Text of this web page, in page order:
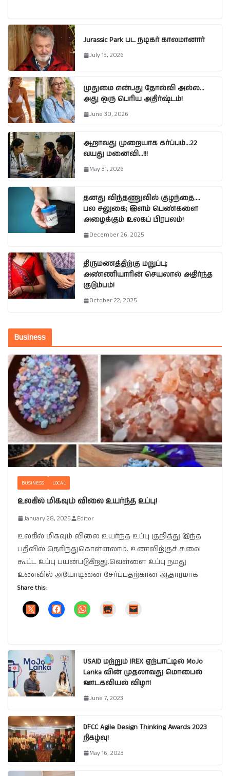
Jurassic Park பட நடிகர் காலமானார்
July 13, 2026
முதுமை என்பது தோல்வி அல்ல…
அது ஒரு பெரிய அதிர்ஷ்டம்!
June 30, 2026
ஆறாவது முறையாக கர்ப்பம்…22
வயது மனைவி…!!!
May 31, 2026
தனது விந்தணுவில் குழந்தை….
பல சலுகை; இளம் பெண்களை
அழைக்கும் உலகப் பிரபலம்!
December 26, 2025
திருமணத்திற்கு மறுப்பு;
அண்ணியாரின் செயலால் அதிர்ந்த
குடும்பம்!
October 22, 2025
Business
BUSINESS LOCAL
உலகில் மிகவும் விலை உயர்ந்த உப்பு!
January 28, 2025 Editor
உலகில் மிகவும் விலை உயர்ந்த உப்பு குறித்து இந்த
பதிவில் தெரிந்துகொள்ளலாம். உணவிற்குச் சுவை
கூட்ட உப்பு பயன்படுகிறது.வெள்ளை உப்பு நமது
உணவில் அயோடினை சேர்ப்பதற்கான ஆதாரமாக
Share this:
USAID மற்றும் IREX ஏற்பாட்டில் MoJo
Lanka வின் முதலாவது மொபைல்
ஊடகவியல் விழா!
June 7, 2023
DFCC Agile Design Thinking Awards 2023
நிகழ்வு!
May 16, 2023